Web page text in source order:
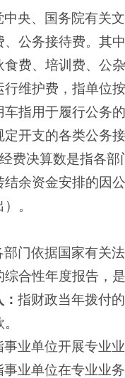
中央、国务院有关
、公务接待费。其
食费、培训费、公
行维护费，指单位
车指用于履行公务
定开支的各类公务
”经费决算数是指各
结余资金安排的因
。
部门依据国家有关
综合性年度报告，
：指财政当年拨付
事业单位开展专业
事业单位在专业业